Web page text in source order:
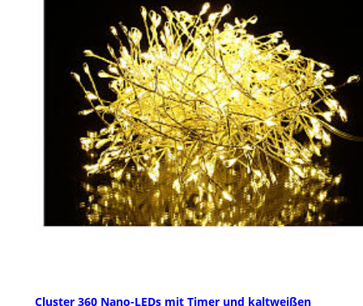
Cluster 360 Nano-LEDs mit Timer und kaltweißen